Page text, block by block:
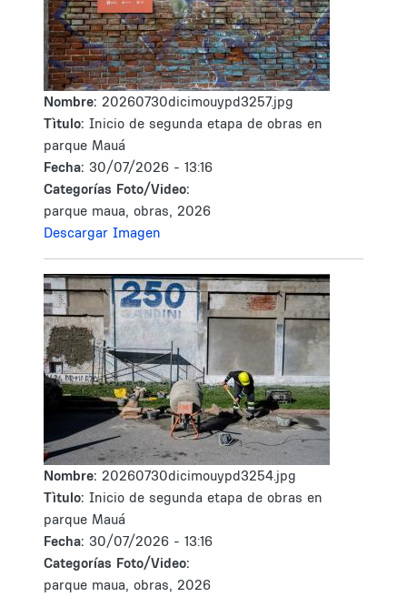
Nombre: 20260730dicimouypd3257.jpg
Tìtulo: Inicio de segunda etapa de obras en
parque Mauá
Fecha: 30/07/2026 - 13:16
Categorías Foto/Video:
parque maua, obras, 2026
Descargar Imagen
Nombre: 20260730dicimouypd3254.jpg
Tìtulo: Inicio de segunda etapa de obras en
parque Mauá
Fecha: 30/07/2026 - 13:16
Categorías Foto/Video:
parque maua, obras, 2026